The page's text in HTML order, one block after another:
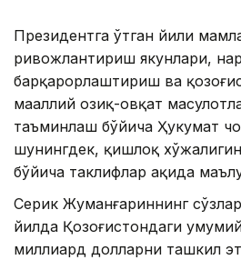
Президентга ўтган йили
ривожлантириш якунлари,
барқарорлаштириш ва
маҳаллий озиқ-овқат
таъминлаш бўйича Ҳукумат
шунингдек, қишлоқ
бўйича таклифлар ҳақида
Серик Жуманғариннинг
йилда Қозоғистондаги
миллиард долларни ташкил